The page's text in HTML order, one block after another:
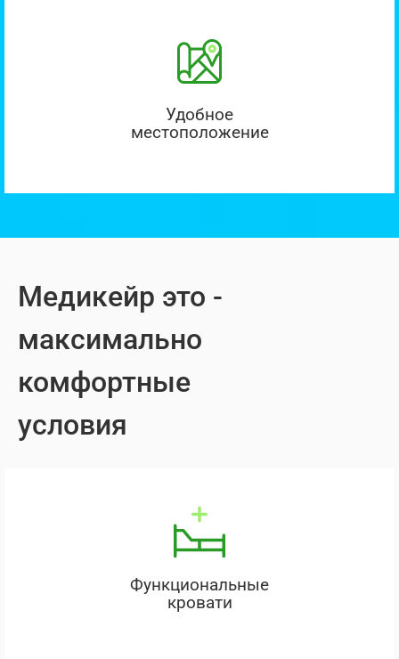
Удобное
местоположение
Медикейр это -
максимально
комфортные
условия
Функциональные
кровати